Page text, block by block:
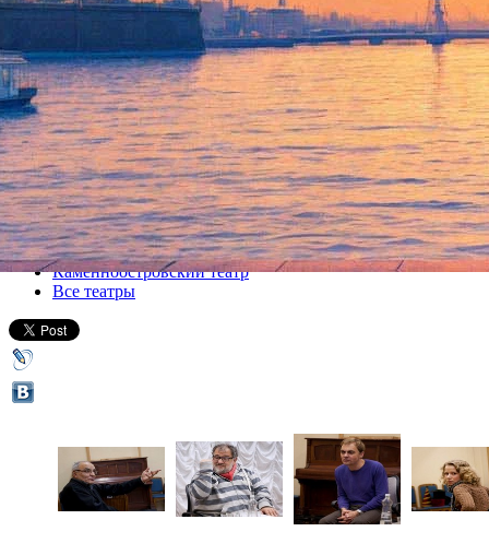
Метод Гронхольма
20 ноября 2012, вторник,19.00
Версия для печати
Все спектакли
Каменноостровский театр
Все театры